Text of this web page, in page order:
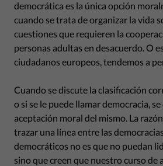
democrática es la única opción
cuando se trata de organizar la vida
cuestiones que requieren la
personas adultas en desacuerdo. O
ciudadanos europeos, tendemos a
Cuando se discute la clasificación
o si se le puede llamar democracia,
aceptación moral del mismo. La
trazar una línea entre las
democráticos no es que no puedan
sino que creen que nuestro curso de